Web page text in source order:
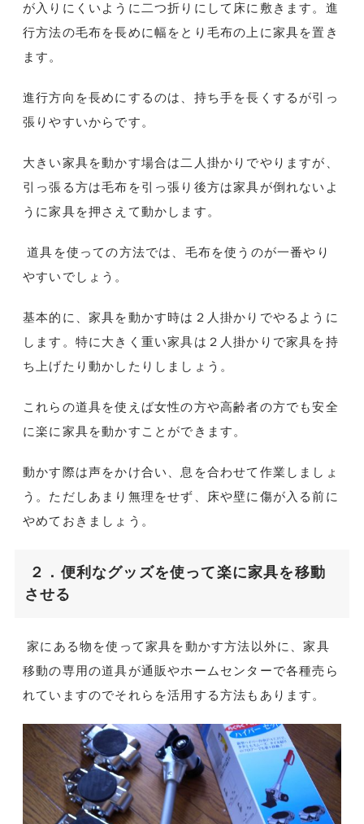
が入りにくいように二つ折りにして床に敷きます。進
行方法の毛布を長めに幅をとり毛布の上に家具を置き
ます。
進行方向を長めにするのは、持ち手を長くするが引っ
張りやすいからです。
大きい家具を動かす場合は二人掛かりでやりますが、
引っ張る方は毛布を引っ張り後方は家具が倒れないよ
うに家具を押さえて動かします。
道具を使っての方法では、毛布を使うのが一番やり
やすいでしょう。
基本的に、家具を動かす時は２人掛かりでやるように
します。特に大きく重い家具は２人掛かりで家具を持
ち上げたり動かしたりしましょう。
これらの道具を使えば女性の方や高齢者の方でも安全
に楽に家具を動かすことができます。
動かす際は声をかけ合い、息を合わせて作業しましょ
う。ただしあまり無理をせず、床や壁に傷が入る前に
やめておきましょう。
２．便利なグッズを使って楽に家具を移動
させる
家にある物を使って家具を動かす方法以外に、家具
移動の専用の道具が通販やホームセンターで各種売ら
れていますのでそれらを活用する方法もあります。